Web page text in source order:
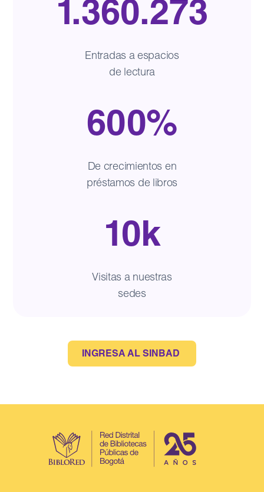
1.360.273
Entradas a espacios
de lectura
600%
De crecimientos en
préstamos de libros
10k
Visitas a nuestras
sedes
INGRESA AL SINBAD